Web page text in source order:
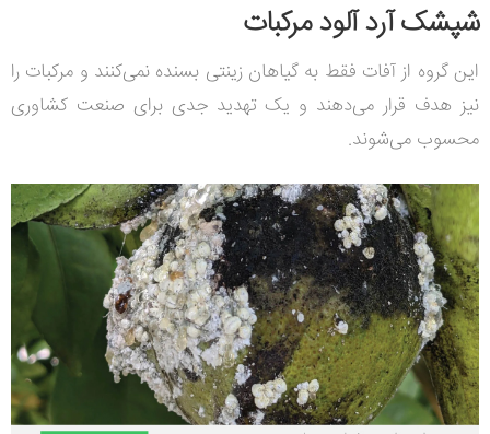
شپشک آرد آلود مرکبات
این گروه از آفات فقط به گیاهان زینتی بسنده نمی‌کنند و مرکبات را
نیز هدف قرار می‌دهند و یک تهدید جدی برای صنعت کشاوری
محسوب می‌شوند.